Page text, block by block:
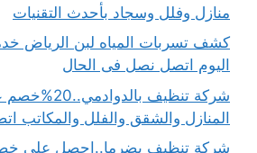
منازل وفلل وسجاد بأحدث التقنيات
اليوم اتصل نصل فى الحال
شركة تنظيف
المنازل والشقق والفلل والمكاتب